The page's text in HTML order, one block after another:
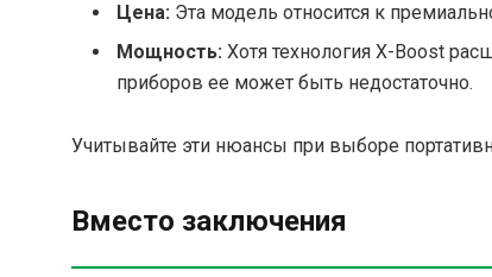
Цена: Эта модель относится к
Мощность: Хотя технология X-Boost
приборов ее может быть недостаточно.
Учитывайте эти нюансы при выборе
Вместо заключения